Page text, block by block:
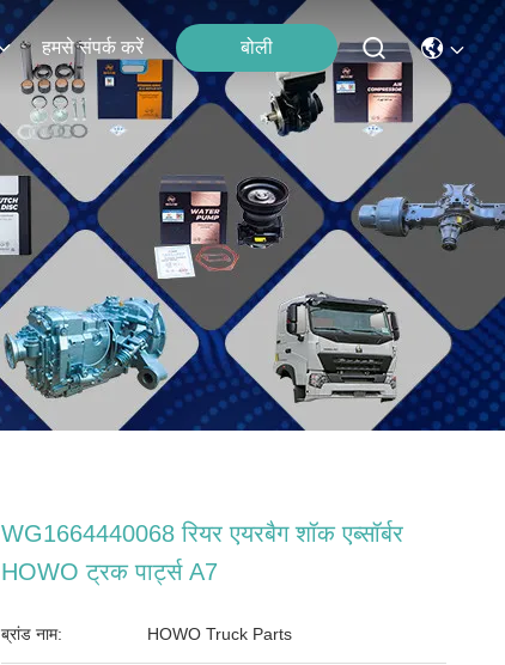
हमसे संपर्क करें बोली
WG1664440068 रियर एयरबैग शॉक एब्सॉर्बर
HOWO ट्रक पार्ट्स A7
ब्रांड नाम: HOWO Truck Parts